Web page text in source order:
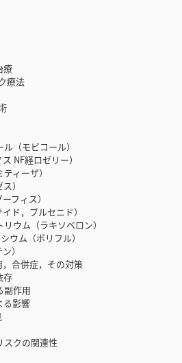
療
療法
（モビコール）
NF経ロゼリー）
ィーザ）
）
フィス）
ド，プルセニド）
ウム（ラキソベロン）
ム（ポリフル）
）
合併症，その対策
存
作用
影響
クの関連性